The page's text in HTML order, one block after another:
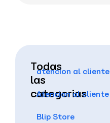
Todas
las
categorias
atencion al cliente
Atencion al cliente
Blip Store